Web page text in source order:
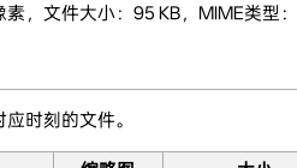
素，文件大小：95 KB，MIME类型
时刻的文件。